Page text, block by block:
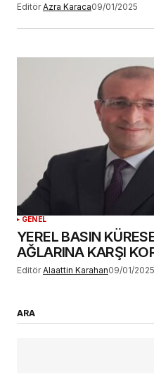
Editör Azra Karaca09/01/2025
GENEL
YEREL BASIN
AĞLARINA KARŞI
Editör Alaattin Karahan09/01/2025
ARA